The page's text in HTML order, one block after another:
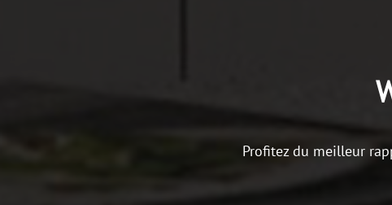
Profitez du meilleur